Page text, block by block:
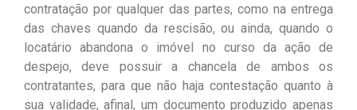
contratação por qualquer das partes, como na entrega
das chaves quando da rescisão, ou ainda, quando o
locatário abandona o imóvel no curso da ação de
despejo, deve possuir a chancela de ambos os
contratantes, para que não haja contestação quanto à
sua validade, afinal, um documento produzido apenas